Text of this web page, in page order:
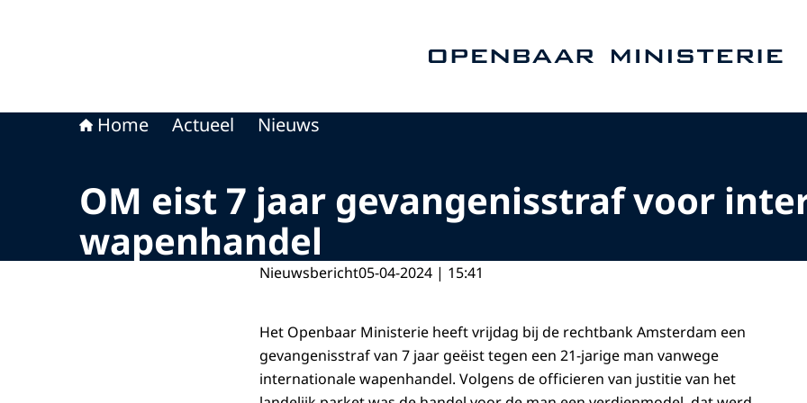
Home Actueel Nieuws
OM eist 7 jaar gevangenisstraf voor
wapenhandel
Nieuwsbericht05-04-2024 | 15:41
Het Openbaar Ministerie heeft vrijdag bij de rechtbank Amsterdam een
gevangenisstraf van 7 jaar geëist tegen een 21-jarige man vanwege
internationale wapenhandel. Volgens de officieren van justitie van het